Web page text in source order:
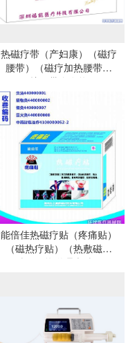
热磁疗带（产妇康）（磁疗
腰带）（磁疗加热腰带）
（护腰带自发热）
能倍佳热磁疗贴（疼痛贴）
（磁热疗贴）（热敷磁疗
贴）（热磁理疗贴）